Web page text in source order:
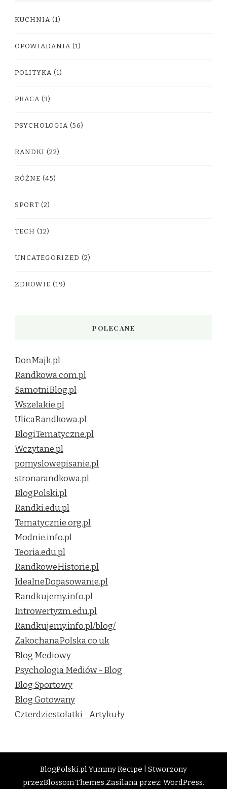
KUCHNIA (1)
OPOWIADANIA (1)
POLITYKA (1)
PRACA (3)
PSYCHOLOGIA (56)
RANDKI (22)
RÓŻNE (45)
SPORT (2)
TECH (12)
UNCATEGORIZED (2)
ZDROWIE (19)
POLECANE
DonMajk.pl
Randkowa.com.pl
SamotniBlog.pl
Wszelakie.pl
UlicaRandkowa.pl
BlogiTematyczne.pl
Wczytane.pl
pomyslowepisanie.pl
stronarandkowa.pl
BlogPolski.pl
Randki.edu.pl
Tematycznie.org.pl
Modnie.info.pl
Teoria.edu.pl
RandkoweHistorie.pl
IdealneDopasowanie.pl
Randkujemy.info.pl
Introwertyzm.edu.pl
Randkujemy.info.pl/blog/
ZakochanaPolska.co.uk
Blog Mediowy
Psychologia Mediów - Blog
Blog Sportowy
Blog Gotowany
Czterdziestolatki - Artykuły
BlogPolski.plYummy Recipe | Stworzony
przezBlossom Themes.Zasilana przez: WordPress.